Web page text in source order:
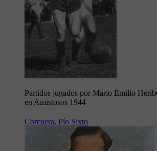
Partidos jugados por Mario Emilio
en Amistosos 1944
Corcuera, Pío Sixto